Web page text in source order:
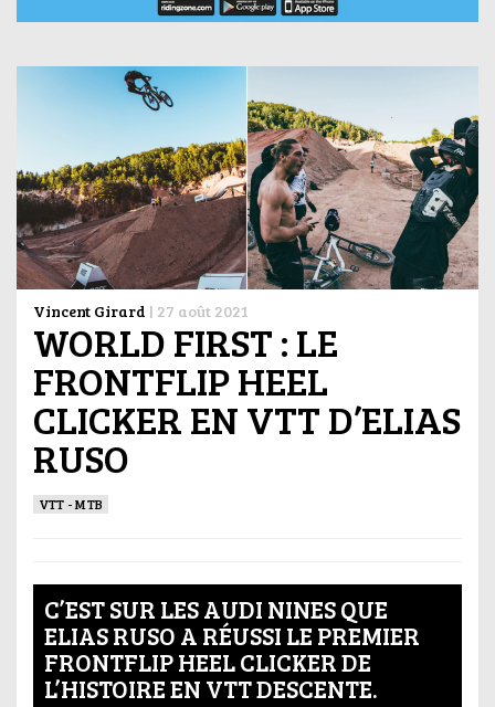
Vincent Girard | 27 août 2021
WORLD FIRST : LE
FRONTFLIP HEEL
CLICKER EN VTT D’ELIAS
RUSO
VTT - MTB
C’EST SUR LES AUDI NINES QUE
ELIAS RUSO A RÉUSSI LE PREMIER
FRONTFLIP HEEL CLICKER DE
L’HISTOIRE EN VTT DESCENTE.